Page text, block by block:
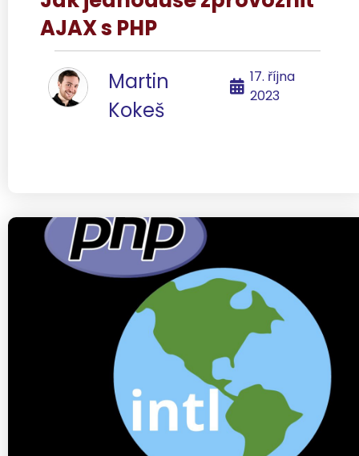
AJAX s PHP
Martin
Kokeš
17. října
2023